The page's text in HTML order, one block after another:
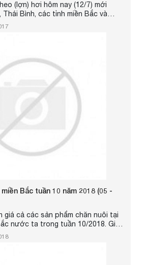
(lợn) hơi hôm nay (12/7) mới
Bình, các tỉnh miền Bắc và
Bắc tuần 10 năm 2018 (05 -
giá cả các sản phẩm chăn nuôi tại
nước ta trong tuần 10/2018. Giá
ở mực thấp do nhu cầu nội địa
tết nguyên đán. Giá gà thịt giảm